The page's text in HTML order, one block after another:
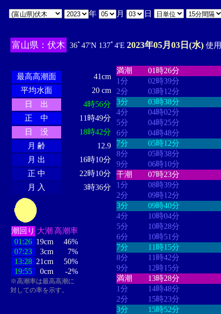
年 月 日
富山県：伏木 36ﾟ47'N 137ﾟ4'E 2023年05月03日(水) 使
最高高潮面
41cm
平均水面
20 cm
日 出
4時56分
正 中
11時49分
日 没
18時42分
月 齢
12.9
月 出
16時10分
正 中
22時10分
月 入
3時36分
潮回り 大潮 高潮率
01:26 19cm
46%
07:23
3cm
7%
13:28 21cm
50%
19:55
0cm -2%
※高潮率は最高高潮に
対しての率を示す。
満潮
01時26分
1分
02時39分
2分
03時12分
3分
03時38分
4分
04時02分
5分
04時25分
6分
04時48分
7分
05時12分
8分
05時38分
9分
06時10分
干潮
07時23分
1分
08時39分
2分
09時12分
3分
09時40分
4分
10時04分
5分
10時28分
6分
10時51分
7分
11時15分
8分
11時42分
9分
12時15分
満潮
13時28分
1分
14時48分
2分
15時23分
3分
15時52分